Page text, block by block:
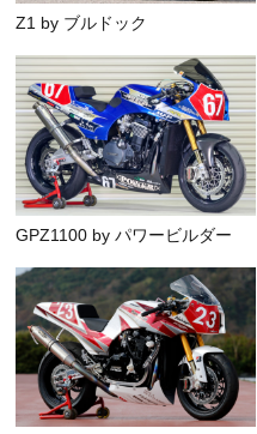
Z1 by ブルドック
GPZ1100 by パワービルダー